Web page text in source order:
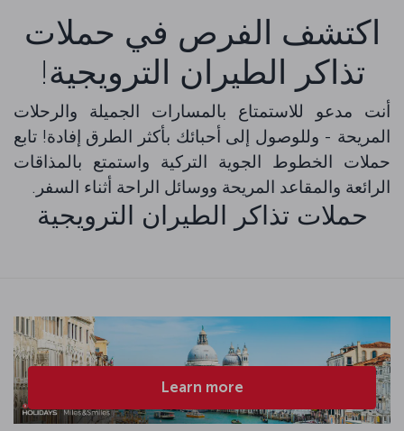
اكتشف الفرص في حملات
تذاكر الطيران الترويجية!
أنت مدعو للاستمتاع بالمسارات الجميلة والرحلات
المريحة - وللوصول إلى أحبائك بأكثر الطرق إفادة! تابع
حملات الخطوط الجوية التركية واستمتع بالمذاقات
الرائعة والمقاعد المريحة ووسائل الراحة أثناء السفر.
حملات تذاكر الطيران الترويجية
Learn more